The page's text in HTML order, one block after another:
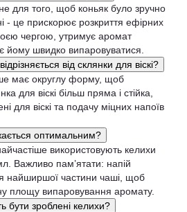
для того, щоб коньяк було зручно
- це прискорює розкриття ефірних
чергою, утримує аромат
йому швидко випаровуватися.
від склянки для віскі?
має округлу форму, щоб
для віскі більш пряма і стійка,
для віскі та подачу міцних напоїв
оптимальним?
використовують келихи
Важливо пам’ятати: напій
найширшої частини чаші, щоб
площу випаровування аромату.
бути зроблені келихи?